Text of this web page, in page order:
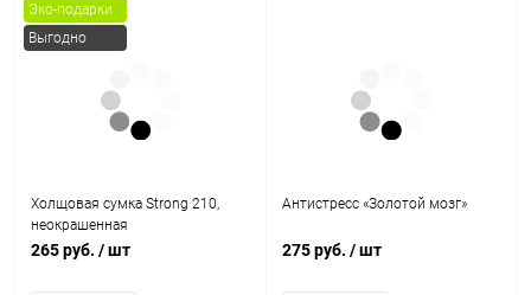
Эко-подарки
Выгодно
Первая линия
Холщовая сумка Strong 210,
неокрашенная
265 руб. / шт
Антистресс «Золотой мозг»
275 руб. / шт